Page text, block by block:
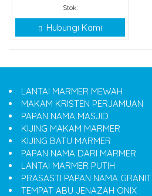
Stok:
Hubungi Kami
LANTAI MARMER MEWAH
MAKAM KRISTEN PERJAMUAN
PAPAN NAMA MASJID
KIJING MAKAM MARMER
KIJING BATU MARMER
PAPAN NAMA DARI MARMER
LANTAI MARMER PUTIH
PRASASTI PAPAN NAMA GRANIT
TEMPAT ABU JENAZAH ONIX